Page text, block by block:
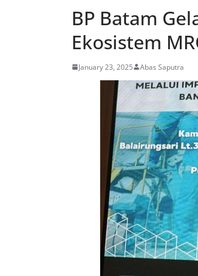
BP Batam
Ekosistem
January 23, 2025 Abas Saputra